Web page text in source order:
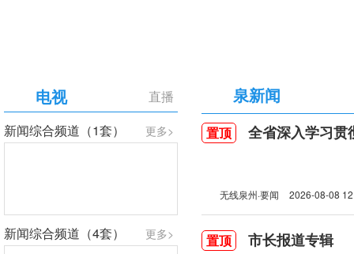
直播
电视
更多>
新闻综合频道（1套）
更多>
新闻综合频道（4套）
泉新闻
置顶 全省深入学习贯彻习
无线泉州·要闻 2026-08-08
置顶 市长报道专辑